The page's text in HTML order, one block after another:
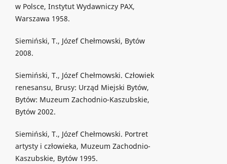
w Polsce, Instytut Wydawniczy PAX,
Warszawa 1958.
Siemiński, T., Józef Chełmowski, Bytów
2008.
Siemiński, T., Józef Chełmowski. Człowiek
renesansu, Brusy: Urząd Miejski Bytów,
Bytów: Muzeum Zachodnio-Kaszubskie,
Bytów 2002.
Siemiński, T., Józef Chełmowski. Portret
artysty i człowieka, Muzeum Zachodnio-
Kaszubskie, Bytów 1995.